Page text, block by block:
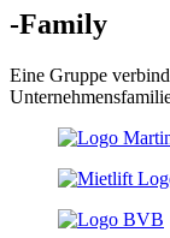
-Family
Eine Gruppe